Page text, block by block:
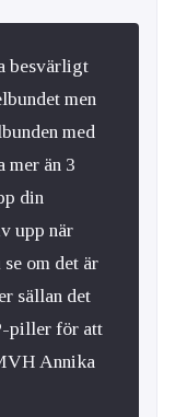
besvärligt
men
med
mer än 3
din
upp när
se om det är
sällan det
piller för att
Annika